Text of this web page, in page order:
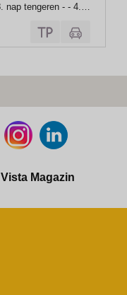
Vista Magazin